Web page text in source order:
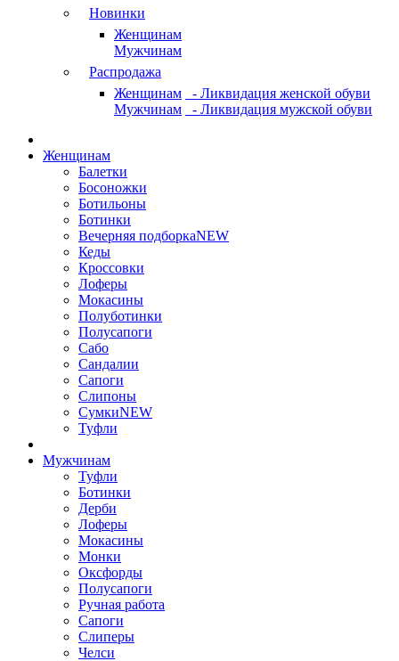
Новинки
Женщинам
Мужчинам
Распродажа
Женщинам
- Ликвидация женской обуви
Мужчинам
- Ликвидация мужской обуви
Женщинам
Балетки
Босоножки
Ботильоны
Ботинки
Вечерняя подборкаNEW
Кеды
Кроссовки
Лоферы
Мокасины
Полуботинки
Полусапоги
Сабо
Сандалии
Сапоги
Слипоны
СумкиNEW
Туфли
Мужчинам
Туфли
Ботинки
Дерби
Лоферы
Мокасины
Монки
Оксфорды
Полусапоги
Ручная работа
Сапоги
Слиперы
Челси